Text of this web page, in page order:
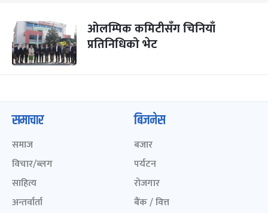
ओलम्पिक कमिटीसँग चिनियाँ
प्रतिनिधिको भेट
समाचार
समाज
विचार/ब्लग
साहित्य
अन्तर्वार्ता
बिजनेस
बजार
पर्यटन
रोजगार
बैंक / वित्त